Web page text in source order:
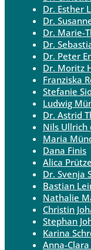
Dr. Esther
Dr.
Dr. Marie-
Dr.
Dr. Peter
Dr. Moritz
Franziska
Stefanie
Ludwig
Dr. Astrid
Nils Ullrich
Maria
Dana Finis
Alica
Dr. Svenja
Bastian
Nathalie
Christin
Stephan
Karina
Anna-